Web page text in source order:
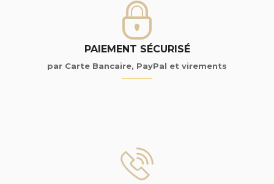
PAIEMENT SÉCURISÉ
par Carte Bancaire, PayPal et virements